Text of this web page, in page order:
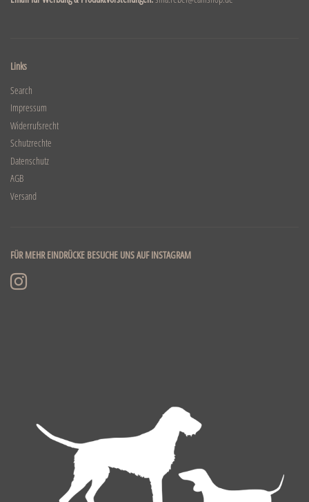
Links
Search
Impressum
Widerrufsrecht
Schutzrechte
Datenschutz
AGB
Versand
FÜR MEHR EINDRÜCKE BESUCHE UNS AUF INSTAGRAM